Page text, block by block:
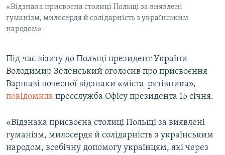
КРИМ РЕАЛІЇ
РУС
УКР
КТАТ
ДОЛУЧАЙСЯ!
Усі сайти RFE/RL
«Відзнака присвоєна столиці Польщі за виявлені
гуманізм, милосердя й солідарність з українським
народом»
Під час візиту до Польщі президент України
Володимир Зеленський оголосив про присвоєння
Варшаві почесної відзнаки «міста-рятівника»,
повідомила пресслужба Офісу президента 15 січня.
«Відзнака присвоєна столиці Польщі за виявлені
гуманізм, милосердя й солідарність з українським
народом, всебічну допомогу українцям, які через